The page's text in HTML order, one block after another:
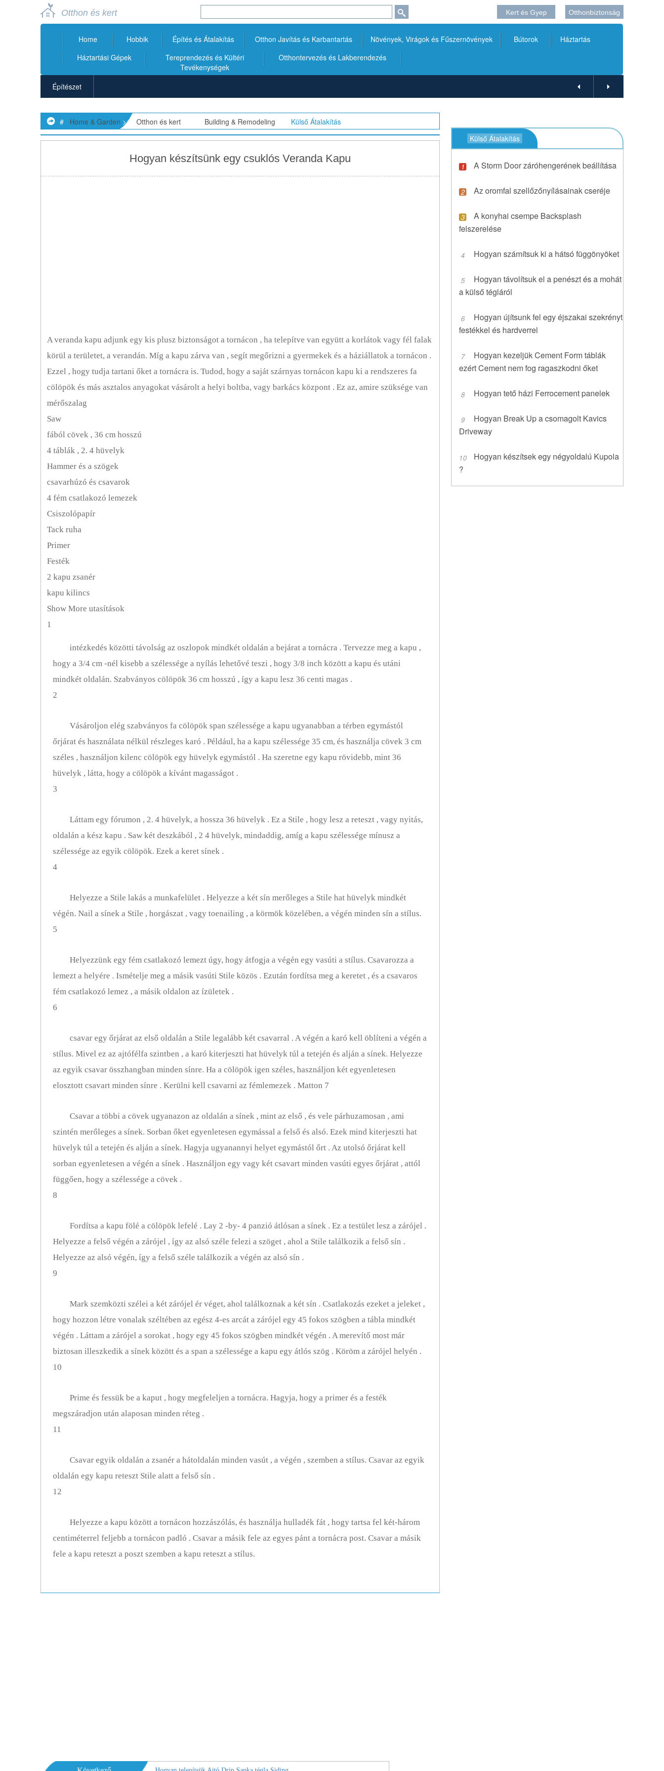
Otthon és kert Kert és Gyep Otthonbiztonság
Home Hobbik Építés és Átalakítás Otthon Javítás és Karbantartás Növények, Virágok és Fűszernövények Bútorok
Háztartás
Háztartási Gépek
Tereprendezés és Kültéri
Tevékenységek
Otthontervezés és Lakberendezés
Építészet
Épülettervezés
Építőanyagok és Kellékek
Szőnyeg
Padlók
Zöld Életmód
Történelmi Restaurálás
Otthoni Bővítések
Belső Átalakítás
Átalakítási Tervek
Átalakítási Eszközök és Berendezések
Szobáról Szobára Átalakítás
Járdák
Ablakok
# Home & Garden >> Otthon és kert Building & Remodeling Külső Átalakítás
Hogyan készítsünk egy csuklós Veranda Kapu
A veranda kapu adjunk egy kis plusz biztonságot a tornácon , ha telepítve van együtt a korlátok vagy fél falak
körül a területet, a verandán. Míg a kapu zárva van , segít megőrizni a gyermekek és a háziállatok a tornácon .
Ezzel , hogy tudja tartani őket a tornácra is. Tudod, hogy a saját szárnyas tornácon kapu ki a rendszeres fa
cölöpök és más asztalos anyagokat vásárolt a helyi boltba, vagy barkács központ . Ez az, amire szüksége van
mérőszalag
Saw
fából cövek , 36 cm hosszú
4 táblák , 2. 4 hüvelyk
Hammer és a szögek
csavarhúzó és csavarok
4 fém csatlakozó lemezek
Csiszolópapír
Tack ruha
Primer
Festék
2 kapu zsanér
kapu kilincs
Show More utasítások
1
intézkedés közötti távolság az oszlopok mindkét oldalán a bejárat a tornácra . Tervezze meg a kapu ,
hogy a 3/4 cm -nél kisebb a szélessége a nyílás lehetővé teszi , hogy 3/8 inch között a kapu és utáni
mindkét oldalán. Szabványos cölöpök 36 cm hosszú , így a kapu lesz 36 centi magas .
2
Vásároljon elég szabványos fa cölöpök span szélessége a kapu ugyanabban a térben egymástól
őrjárat és használata nélkül részleges karó . Például, ha a kapu szélessége 35 cm, és használja cövek 3 cm
széles , használjon kilenc cölöpök egy hüvelyk egymástól . Ha szeretne egy kapu rövidebb, mint 36
hüvelyk , látta, hogy a cölöpök a kívánt magasságot .
3
Láttam egy fórumon , 2. 4 hüvelyk, a hossza 36 hüvelyk . Ez a Stile , hogy lesz a reteszt , vagy nyitás,
oldalán a kész kapu . Saw két deszkából , 2 4 hüvelyk, mindaddig, amíg a kapu szélessége mínusz a
szélessége az egyik cölöpök. Ezek a keret sínek .
4
Helyezze a Stile lakás a munkafelület . Helyezze a két sín merőleges a Stile hat hüvelyk mindkét
végén. Nail a sínek a Stile , horgászat , vagy toenailing , a körmök közelében, a végén minden sín a stílus.
5
Helyezzünk egy fém csatlakozó lemezt úgy, hogy átfogja a végén egy vasúti a stílus. Csavarozza a
lemezt a helyére . Ismételje meg a másik vasúti Stile közös . Ezután fordítsa meg a keretet , és a csavaros
fém csatlakozó lemez , a másik oldalon az ízületek .
6
csavar egy őrjárat az első oldalán a Stile legalább két csavarral . A végén a karó kell öblíteni a végén a
stílus. Mivel ez az ajtófélfa szintben , a karó kiterjeszti hat hüvelyk túl a tetején és alján a sínek. Helyezze
az egyik csavar összhangban minden sínre. Ha a cölöpök igen széles, használjon két egyenletesen
elosztott csavart minden sínre . Kerülni kell csavarni az fémlemezek . Matton 7
Csavar a többi a cövek ugyanazon az oldalán a sínek , mint az első , és vele párhuzamosan , ami
szintén merőleges a sínek. Sorban őket egyenletesen egymással a felső és alsó. Ezek mind kiterjeszti hat
hüvelyk túl a tetején és alján a sínek. Hagyja ugyanannyi helyet egymástól őrt . Az utolsó őrjárat kell
sorban egyenletesen a végén a sínek . Használjon egy vagy két csavart minden vasúti egyes őrjárat , attól
függően, hogy a szélessége a cövek .
8
Fordítsa a kapu fölé a cölöpök lefelé . Lay 2 -by- 4 panzió átlósan a sínek . Ez a testület lesz a zárójel .
Helyezze a felső végén a zárójel , így az alsó széle felezi a szöget , ahol a Stile találkozik a felső sín .
Helyezze az alsó végén, így a felső széle találkozik a végén az alsó sín .
9
Mark szemközti szélei a két zárójel ér véget, ahol találkoznak a két sín . Csatlakozás ezeket a jeleket ,
hogy hozzon létre vonalak széltében az egész 4-es arcát a zárójel egy 45 fokos szögben a tábla mindkét
végén . Láttam a zárójel a sorokat , hogy egy 45 fokos szögben mindkét végén . A merevítő most már
biztosan illeszkedik a sínek között és a span a szélessége a kapu egy átlós szög . Köröm a zárójel helyén .
10
Prime és fessük be a kaput , hogy megfeleljen a tornácra. Hagyja, hogy a primer és a festék
megszáradjon után alaposan minden réteg .
11
Csavar egyik oldalán a zsanér a hátoldalán minden vasút , a végén , szemben a stílus. Csavar az egyik
oldalán egy kapu reteszt Stile alatt a felső sín .
12
Helyezze a kapu között a tornácon hozzászólás, és használja hulladék fát , hogy tartsa fel két-három
centiméterrel feljebb a tornácon padló . Csavar a másik fele az egyes pánt a tornácra post. Csavar a másik
fele a kapu reteszt a poszt szemben a kapu reteszt a stílus.
Külső Átalakítás
A Storm Door záróhengerének beállítása
Az oromfal szellőzőnyílásainak cseréje
A konyhai csempe Backsplash
felszerelése
Hogyan számítsuk ki a hátsó függönyöket
Hogyan távolítsuk el a penészt és a mohát
a külső tégláról
Hogyan újítsunk fel egy éjszakai szekrényt
festékkel és hardverrel
Hogyan kezeljük Cement Form táblák
ezért Cement nem fog ragaszkodni őket
Hogyan tető házi Ferrocement panelek
Hogyan Break Up a csomagolt Kavics
Driveway
Hogyan készítsek egy négyoldalú Kupola
?